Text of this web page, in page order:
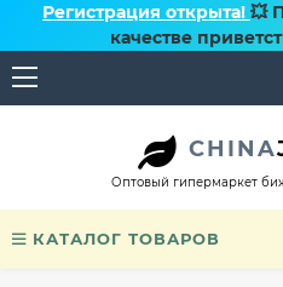
Регистрация открыта! 💥
качестве
CHINA
Оптовый гипермаркет
КАТАЛОГ ТОВАРОВ